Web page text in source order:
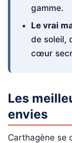
gamme.
Le vrai
de soleil,
cœur
Les
envies
Carthagène se